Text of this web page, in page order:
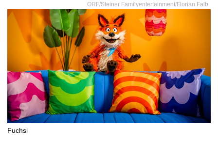
ORF/Steiner Familyentertainment/Florian Falb
Fuchsi